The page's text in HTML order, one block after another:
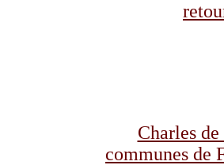
Charles
communes de